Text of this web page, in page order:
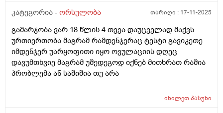
კატეგორია - ორსულობა თარიღი : 17-11-2025
გამარჯობა ვარ 18 წლის 4 თვეა დაუცველად მაქვს
ურთიერთობა მაგრამ რამდენჯერაც ტესტი გავიკეთე
იმდენჯერ უარყოფითი იყო ოვულაციის დღეც
დავუმთხვიე მაგრამ უშედეგოდ იქნებ მითხრათ რაშია
პრობლემა ან საშიშია თუ არა
იხილეთპასუხი